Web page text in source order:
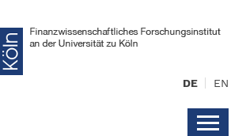
DE EN